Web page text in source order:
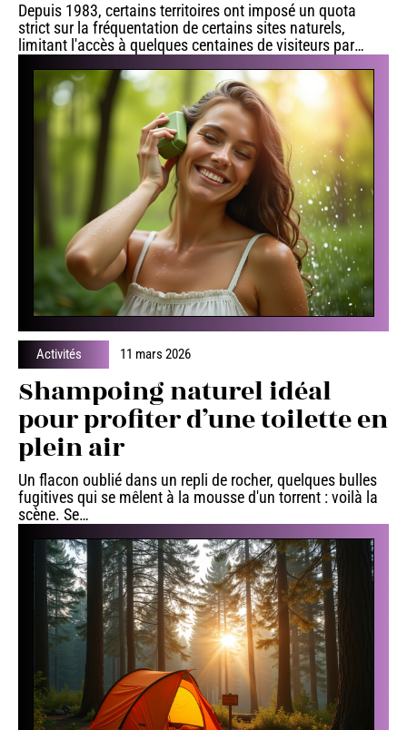
Depuis 1983, certains territoires ont imposé un quota
strict sur la fréquentation de certains sites naturels,
limitant l'accès à quelques centaines de visiteurs par…
Activités 11 mars 2026
Shampoing naturel idéal
pour profiter d’une toilette en
plein air
Un flacon oublié dans un repli de rocher, quelques bulles
fugitives qui se mêlent à la mousse d'un torrent : voilà la
scène. Se…